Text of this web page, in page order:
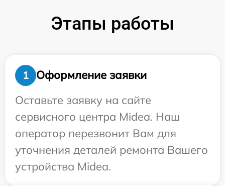
Этапы работы
1
Оформление заявки
Оставьте заявку на сайте
сервисного центра Midea. Наш
оператор перезвонит Вам для
уточнения деталей ремонта Вашего
устройства Midea.